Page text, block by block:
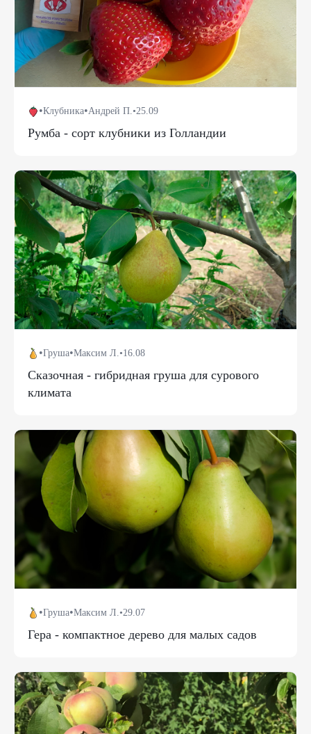
•Клубника•Андрей П.•25.09
Румба - сорт клубники из Голландии
•Груша•Максим Л.•16.08
Сказочная - гибридная груша для сурового
климата
•Груша•Максим Л.•29.07
Гера - компактное дерево для малых садов